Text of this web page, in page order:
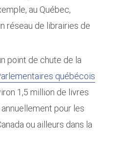
au Québec,
réseau de librairies de
point de chute de la
québécois
1,5 million de livres
pour les
ou ailleurs dans la